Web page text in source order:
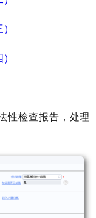
性检查报告，处理